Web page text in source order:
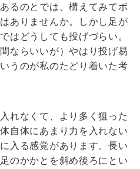
るのとでは、構えてみてボ
ありませんか。しかし足が
はどうしても投げづらい。
ならいいが）やはり投げ易
うのが私のたどり着いた考
れなくて、より多く狙った
自体にあまり力を入れない
入る感覚があります。長い
のかかとを斜め後ろにとい